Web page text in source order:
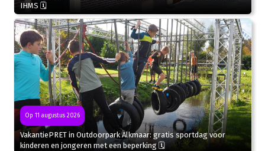
IHMS 🗓
Op 11 augustus 2026
VakantiePRET in Outdoorpark Alkmaar: gratis sportdag voor
kinderen en jongeren met een beperking 🗓